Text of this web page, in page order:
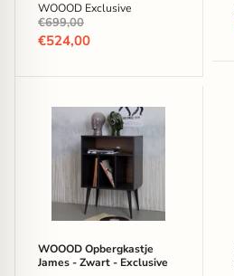
WOOOD Exclusive
Oorspronkelijke
prijs
€699,00
Huidige
€524,00
WOOOD
Opbergkastje
Zwart
Exclusive
WOOOD Opbergkastje
James - Zwart - Exclusive